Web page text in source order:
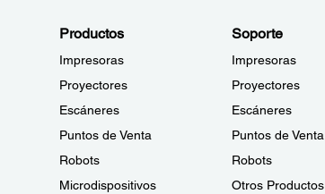
Productos
Impresoras
Proyectores
Escáneres
Puntos de Venta
Robots
Microdispositivos
Soporte
Impresoras
Proyectores
Escáneres
Puntos de Venta
Robots
Otros Productos